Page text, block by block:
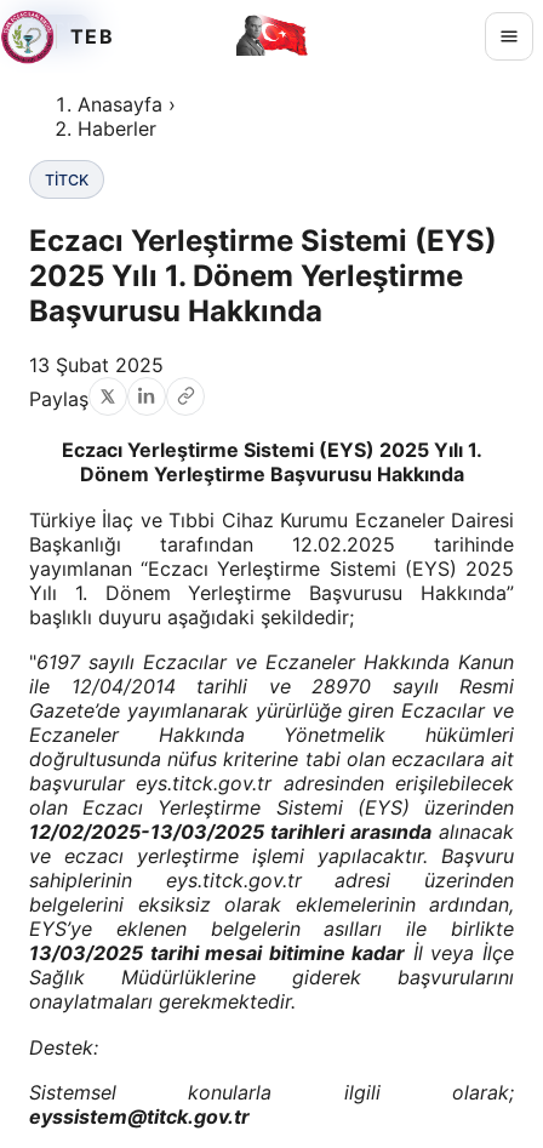
TEB
Anasayfa ›
Haberler
TİTCK
Eczacı Yerleştirme Sistemi (EYS)
2025 Yılı 1. Dönem Yerleştirme
Başvurusu Hakkında
13 Şubat 2025
Paylaş
Eczacı Yerleştirme Sistemi (EYS) 2025 Yılı 1.
Dönem Yerleştirme Başvurusu Hakkında
Türkiye İlaç ve Tıbbi Cihaz Kurumu Eczaneler Dairesi
Başkanlığı tarafından 12.02.2025 tarihinde
yayımlanan “Eczacı Yerleştirme Sistemi (EYS) 2025
Yılı 1. Dönem Yerleştirme Başvurusu Hakkında”
başlıklı duyuru aşağıdaki şekildedir;
"6197 sayılı Eczacılar ve Eczaneler Hakkında Kanun
ile 12/04/2014 tarihli ve 28970 sayılı Resmi
Gazete’de yayımlanarak yürürlüğe giren Eczacılar ve
Eczaneler Hakkında Yönetmelik hükümleri
doğrultusunda nüfus kriterine tabi olan eczacılara ait
başvurulareys.titck.gov.tradresinden erişilebilecek
olan Eczacı Yerleştirme Sistemi (EYS) üzerinden
12/02/2025-13/03/2025 tarihleri arasında alınacak
ve eczacı yerleştirme işlemi yapılacaktır. Başvuru
sahiplerinin eys.titck.gov.tradresi üzerinden
belgelerini eksiksiz olarak eklemelerinin ardından,
EYS’ye eklenen belgelerin asılları ile birlikte
13/03/2025 tarihi mesai bitimine kadar İl veya İlçe
Sağlık Müdürlüklerine giderek başvurularını
onaylatmaları gerekmektedir.
Destek:
Sistemsel konularla ilgili olarak;
eyssistem@titck.gov.tr
TİTCK
TİTCK
TİTCK